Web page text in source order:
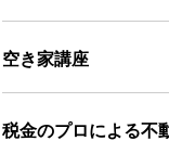
空き家講座
税金のプロによる不